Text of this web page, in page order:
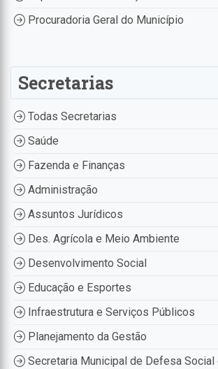
Procuradoria Geral do Município
Secretarias
Todas Secretarias
Saúde
Fazenda e Finanças
Administração
Assuntos Jurídicos
Des. Agrícola e Meio Ambiente
Desenvolvimento Social
Educação e Esportes
Infraestrutura e Serviços Públicos
Planejamento da Gestão
Secretaria Municipal de Defesa Social